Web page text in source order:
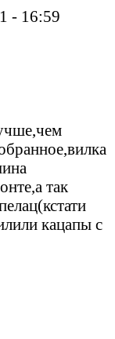
- 16:59
так
кацапы с